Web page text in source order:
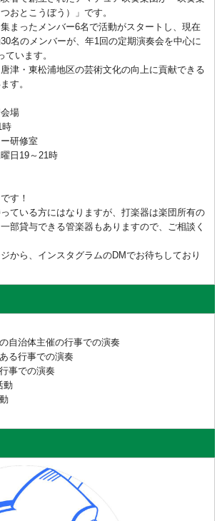
おとこうぼう）」です。
まったメンバー6名で活動がスタートし、現在
名のメンバーが、年1回の定期演奏会を中心に
います。
津・東松浦地区の芸術文化の向上に貢献できる
す。
場
時
研修室
日19～21時
す！
ている方にはなりますが、打楽器は楽団所有の
部貸与できる管楽器もありますので、ご相談く
から、インスタグラムのDMでお待ちしており
自治体主催の行事での演奏
る行事での演奏
事での演奏
動